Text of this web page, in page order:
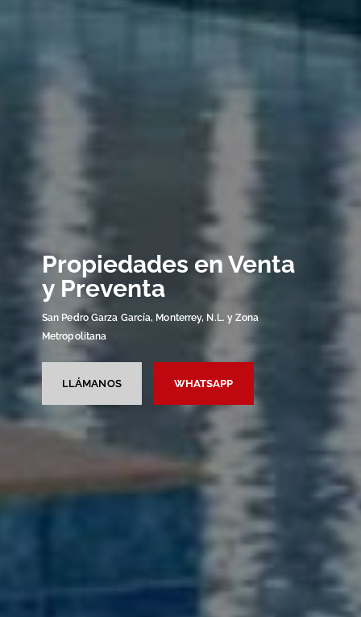
Propiedades en Venta
y Preventa
San Pedro Garza García, Monterrey, N.L. y Zona
Metropolitana
LLÁMANOS WHATSAPP